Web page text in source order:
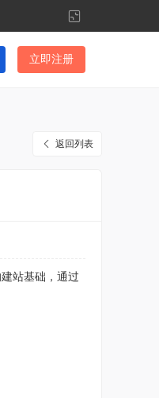
切
换
到
窄
立即注册
返回列表
站基础，通过